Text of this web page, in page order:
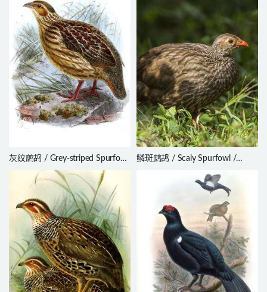
灰纹鹧鸪 / Grey-striped Spurfowl
/ Pternistis griseostriatus
鳞斑鹧鸪 / Scaly Spurfowl /